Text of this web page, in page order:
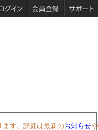
す。詳細は最新のお知らせや